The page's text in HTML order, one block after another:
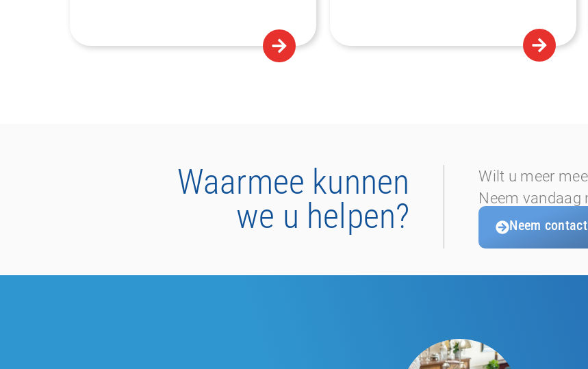
Waarmee kunnen
we u helpen?
Wilt u meer
Neem vandaag
Neem